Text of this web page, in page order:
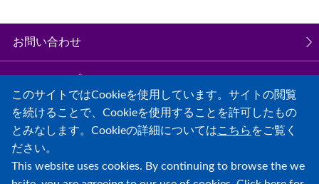
お問い合わせ
個人情報保護について
学校法人同志社 募金のご案内
このサイトではCookieを使用しています。サイトの閲覧
を続けることで、Cookieを使用することを許可したもの
とみなします。Cookieの詳細についてはこちら をご覧く
ださい。
This website uses cookies. By continuing to browse the we